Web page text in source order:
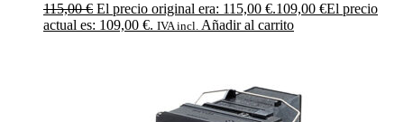
115,00€ El precio original era: 115,00 €.109,00 €El precio
actual es: 109,00 €. IVA incl. Añadir al carrito